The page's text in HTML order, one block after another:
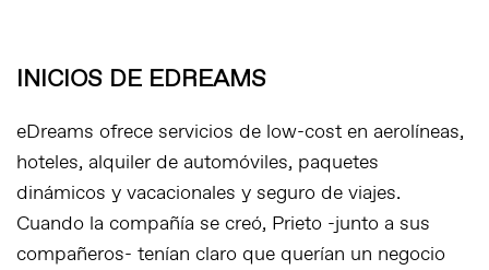
INICIOS DE EDREAMS
eDreams ofrece servicios de low-cost en aerolíneas,
hoteles, alquiler de automóviles, paquetes
dinámicos y vacacionales y seguro de viajes.
Cuando la compañía se creó, Prieto -junto a sus
compañeros- tenían claro que querían un negocio